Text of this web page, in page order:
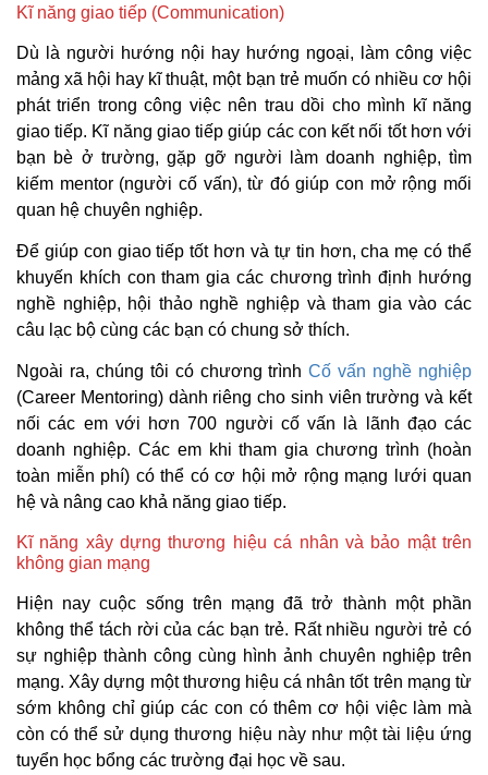
Kĩ năng giao tiếp (Communication)
Dù là người hướng nội hay hướng ngoại, làm công việc
mảng xã hội hay kĩ thuật, một bạn trẻ muốn có nhiều cơ hội
phát triển trong công việc nên trau dồi cho mình kĩ năng
giao tiếp. Kĩ năng giao tiếp giúp các con kết nối tốt hơn với
bạn bè ở trường, gặp gỡ người làm doanh nghiệp, tìm
kiếm mentor (người cố vấn), từ đó giúp con mở rộng mối
quan hệ chuyên nghiệp.
Để giúp con giao tiếp tốt hơn và tự tin hơn, cha mẹ có thể
khuyến khích con tham gia các chương trình định hướng
nghề nghiệp, hội thảo nghề nghiệp và tham gia vào các
câu lạc bộ cùng các bạn có chung sở thích.
Ngoài ra, chúng tôi có chương trìnhCố vấn nghề nghiệp
(Career Mentoring) dành riêng cho sinh viên trường và kết
nối các em với hơn 700 người cố vấn là lãnh đạo các
doanh nghiệp. Các em khi tham gia chương trình (hoàn
toàn miễn phí) có thể có cơ hội mở rộng mạng lưới quan
hệ và nâng cao khả năng giao tiếp.
Kĩ năng xây dựng thương hiệu cá nhân và bảo mật trên
không gian mạng
Hiện nay cuộc sống trên mạng đã trở thành một phần
không thể tách rời của các bạn trẻ. Rất nhiều người trẻ có
sự nghiệp thành công cùng hình ảnh chuyên nghiệp trên
mạng. Xây dựng một thương hiệu cá nhân tốt trên mạng từ
sớm không chỉ giúp các con có thêm cơ hội việc làm mà
còn có thể sử dụng thương hiệu này như một tài liệu ứng
tuyển học bổng các trường đại học về sau.